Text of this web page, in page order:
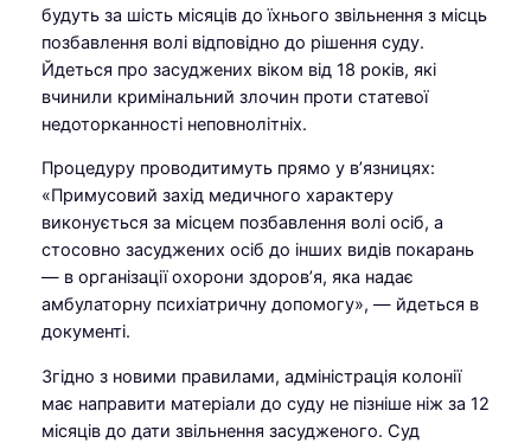
будуть за шість місяців до їхнього звільнення з місць
позбавлення волі відповідно до рішення суду.
Йдеться про засуджених віком від 18 років, які
вчинили кримінальний злочин проти статевої
недоторканності неповнолітніх.
Процедуру проводитимуть прямо у в’язницях:
«Примусовий захід медичного характеру
виконується за місцем позбавлення волі осіб, а
стосовно засуджених осіб до інших видів покарань
— в організації охорони здоров’я, яка надає
амбулаторну психіатричну допомогу», — йдеться в
документі.
Згідно з новими правилами, адміністрація колонії
має направити матеріали до суду не пізніше ніж за 12
місяців до дати звільнення засудженого. Суд